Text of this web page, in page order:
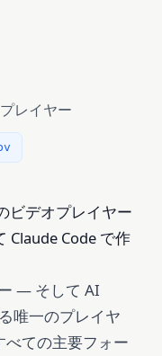
レイヤー
ビデオプレイヤー
Claude Code で作
— そして AI
唯一のプレイヤ
ての主要フォー